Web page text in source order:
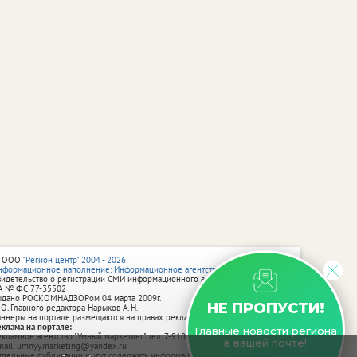
НЕ ПРОПУСТИ!
Главные новости региона
в вашей почте!
"Регион центр" 2004 - 2026
наполнение: Информационное агентство vRossii.ru
о регистрации СМИ информационного агентства vRossii.ru
№ ФС 77‑35502
РОСКОМНАДЗОРом 04 марта 2009г.
Главного редактора Нарыков А. Н.
на портале размещаются на правах рекламы.
на портале:
агентство "Умный маркетинг" тел. 7-910-267-70-40,
umnyy.marketing@yandex.ru